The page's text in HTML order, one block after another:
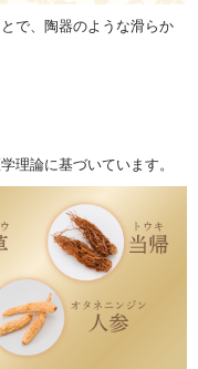
で、陶器のような滑らか
理論に基づいています。